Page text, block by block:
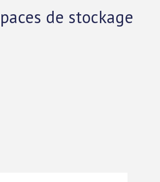
de stockage